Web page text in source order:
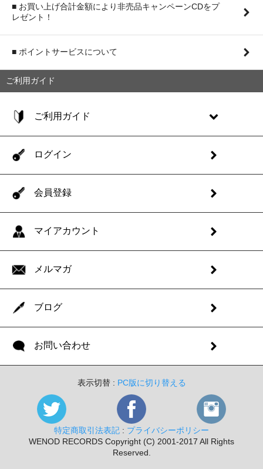
■ お買い上げ合計金額により非売品キャンペーンCDをプ
レゼント！
■ ポイントサービスについて
ご利用ガイド
ご利用ガイド
ログイン
会員登録
マイアカウント
メルマガ
ブログ
お問い合わせ
表示切替 : PC版に切り替える
特定商取引法表記 : プライバシーポリシー
WENOD RECORDS Copyright (C) 2001-2017 All Rights
Reserved.